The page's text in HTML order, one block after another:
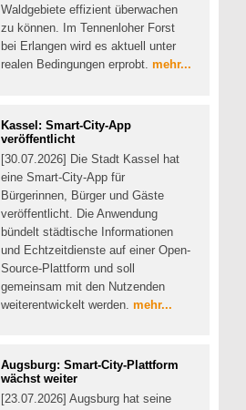
Waldgebiete effizient überwachen
zu können. Im Tennenloher Forst
bei Erlangen wird es aktuell unter
realen Bedingungen erprobt. mehr...
Kassel: Smart-City-App
veröffentlicht
[30.07.2026] Die Stadt Kassel hat
eine Smart-City-App für
Bürgerinnen, Bürger und Gäste
veröffentlicht. Die Anwendung
bündelt städtische Informationen
und Echtzeitdienste auf einer Open-
Source-Plattform und soll
gemeinsam mit den Nutzenden
weiterentwickelt werden. mehr...
Augsburg: Smart-City-Plattform
wächst weiter
[23.07.2026] Augsburg hat seine